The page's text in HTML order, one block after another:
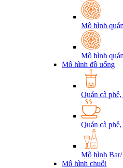
Mô hình
Mô hình
Mô hình đồ uống
Quán cà
Quán cà
Mô hình Bar/
Mô hình chuỗi